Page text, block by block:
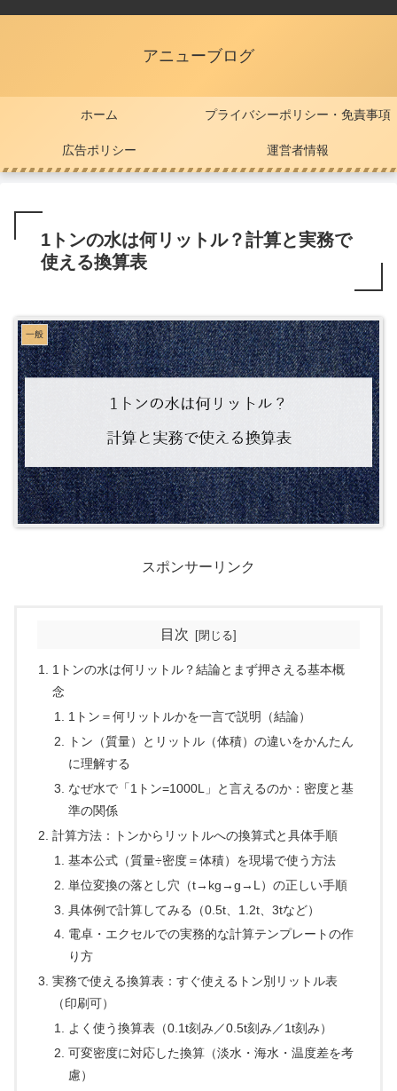
アニューブログ
ホーム プライバシーポリシー・免責事項
広告ポリシー 運営者情報
1トンの水は何リットル？計算と実務で
使える換算表
一般
スポンサーリンク
目次
1トンの水は何リットル？結論とまず押さえる基本概
念
1トン＝何リットルかを一言で説明（結論）
トン（質量）とリットル（体積）の違いをかんたん
に理解する
なぜ水で「1トン=1000L」と言えるのか：密度と基
準の関係
計算方法：トンからリットルへの換算式と具体手順
基本公式（質量÷密度＝体積）を現場で使う方法
単位変換の落とし穴（t→kg→g→L）の正しい手順
具体例で計算してみる（0.5t、1.2t、3tなど）
電卓・エクセルでの実務的な計算テンプレートの作
り方
実務で使える換算表：すぐ使えるトン別リットル表
（印刷可）
よく使う換算表（0.1t刻み／0.5t刻み／1t刻み）
可変密度に対応した換算（淡水・海水・温度差を考
慮）